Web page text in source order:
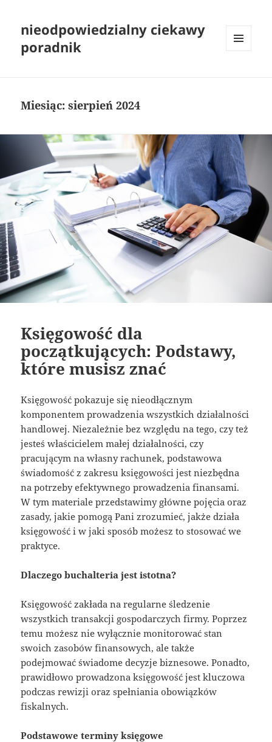
nieodpowiedzialny ciekawy
poradnik
Miesiąc:sierpień 2024
Księgowość dla
początkujących: Podstawy,
które musisz znać
Księgowość pokazuje się nieodłącznym
komponentem prowadzenia wszystkich działalności
handlowej. Niezależnie bez względu na tego, czy też
jesteś właścicielem małej działalności, czy
pracującym na własny rachunek, podstawowa
świadomość z zakresu księgowości jest niezbędna
na potrzeby efektywnego prowadzenia finansami.
W tym materiale przedstawimy główne pojęcia oraz
zasady, jakie pomogą Pani zrozumieć, jakże działa
księgowość i w jaki sposób możesz to stosować we
praktyce.
Dlaczego buchalteria jest istotna?
Księgowość zakłada na regularne śledzenie
wszystkich transakcji gospodarczych firmy. Poprzez
temu możesz nie wyłącznie monitorować stan
swoich zasobów finansowych, ale także
podejmować świadome decyzje biznesowe. Ponadto,
prawidłowo prowadzona księgowość jest kluczowa
podczas rewizji oraz spełniania obowiązków
fiskalnych.
Podstawowe terminy księgowe